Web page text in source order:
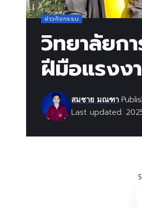
ข่าวกิจกรรม
วิทยาลัยก
ฝีมือแรงง
Last updated:
สมชาย มณฑา